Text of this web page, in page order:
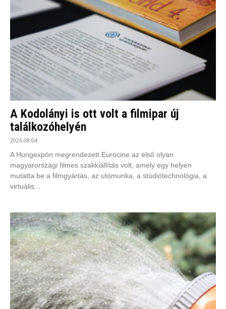
A Kodolányi is ott volt a filmipar új
találkozóhelyén
2026.08.04.
A Hungexpón megrendezett Eurocine az első olyan
magyarországi filmes szakkiállítás volt, amely egy helyen
mutatta be a filmgyártás, az utómunka, a stúdiótechnológia, a
virtuális...